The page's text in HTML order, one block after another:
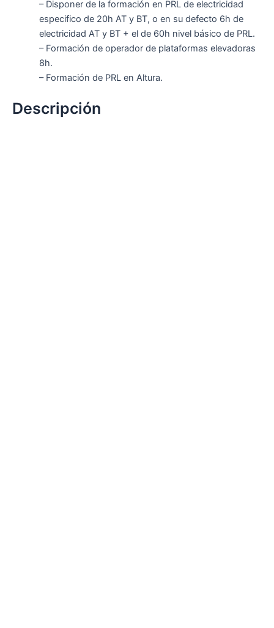
– Disponer de la formación en PRL de electricidad
especifico de 20h AT y BT, o en su defecto 6h de
electricidad AT y BT + el de 60h nivel básico de PRL.
– Formación de operador de plataformas elevadoras
8h.
– Formación de PRL en Altura.
Descripción